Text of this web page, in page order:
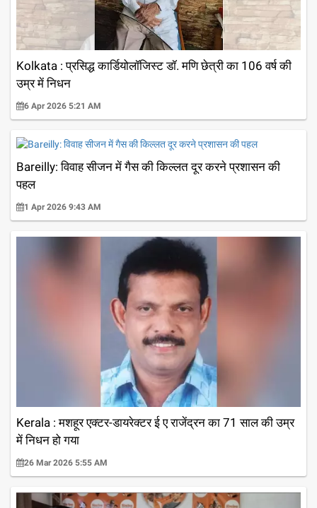
Kolkata : प्रसिद्ध कार्डियोलॉजिस्ट डॉ. मणि छेत्री का 106 वर्ष की
उम्र में निधन
6 Apr 2026 5:21 AM
Bareilly: विवाह सीजन में गैस की किल्लत दूर करने प्रशासन की
पहल
1 Apr 2026 9:43 AM
Kerala : मशहूर एक्टर-डायरेक्टर ई ए राजेंद्रन का 71 साल की उम्र
में निधन हो गया
26 Mar 2026 5:55 AM